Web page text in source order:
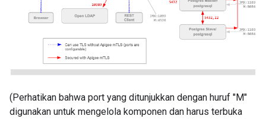
(Perhatikan bahwa port yang ditunjukkan dengan huruf "M"
digunakan untuk mengelola komponen dan harus terbuka